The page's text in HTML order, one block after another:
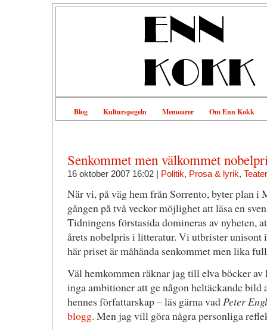
Blog Kulturspegeln Memoarer Om Enn Kokk
Senkommet men välkommet
16 oktober 2007 16:02 | Politik, Prosa & lyrik, Teater
När vi, på väg hem från Sorrento, byter plan i
gången på två veckor möjlighet att läsa en
Tidningens förstasida domineras av nyheten,
årets nobelpris i litteratur. Vi utbrister unisont
här priset är måhända senkommet men lika
Väl hemkommen räknar jag till elva böcker av
inga ambitioner att ge någon heltäckande bild
hennes författarskap – läs gärna vadPeter
blogg. Men jag vill göra några personliga